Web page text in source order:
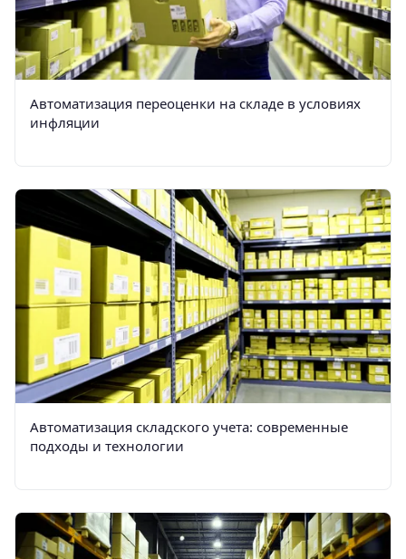
Автоматизация переоценки на складе в условиях
инфляции
Автоматизация складского учета: современные
подходы и технологии